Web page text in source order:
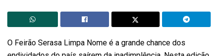
O Feirão Serasa Limpa Nome é a grande chance dos